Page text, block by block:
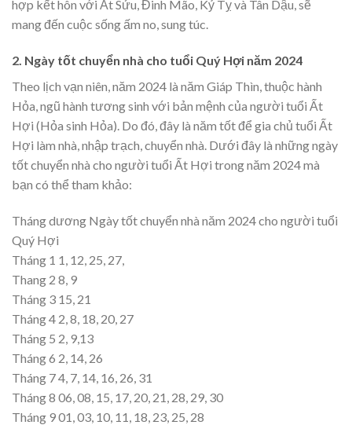
hợp kết hôn với Ất Sửu, Đinh Mão, Kỷ Tỵ và Tân Dậu, sẽ
mang đến cuộc sống ấm no, sung túc.
2. Ngày tốt chuyển nhà cho tuổi Quý Hợi năm 2024
Theo lịch vạn niên, năm 2024 là năm Giáp Thìn, thuộc hành
Hỏa, ngũ hành tương sinh với bản mệnh của người tuổi Ất
Hợi (Hỏa sinh Hỏa). Do đó, đây là năm tốt để gia chủ tuổi Ất
Hợi làm nhà, nhập trạch, chuyển nhà. Dưới đây là những ngày
tốt chuyển nhà cho người tuổi Ất Hợi trong năm 2024 mà
bạn có thể tham khảo:
Tháng dương Ngày tốt chuyển nhà năm 2024 cho người tuổi
Quý Hợi
Tháng 1 1, 12, 25, 27,
Thang 2 8, 9
Tháng 3 15, 21
Tháng 4 2, 8, 18, 20, 27
Tháng 5 2, 9,13
Tháng 6 2, 14, 26
Tháng 7 4, 7, 14, 16, 26, 31
Tháng 8 06, 08, 15, 17, 20, 21, 28, 29, 30
Tháng 9 01, 03, 10, 11, 18, 23, 25, 28